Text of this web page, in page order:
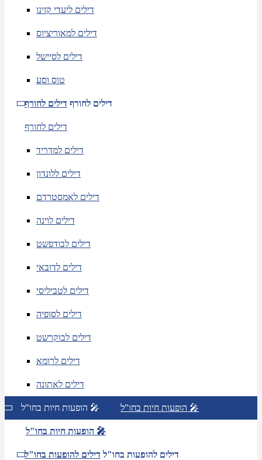
דילים ליעדי קזינו
דילים למאוריציוס
דילים לסיישל
טוס וסע
דילים לחורף דילים לחורף
דילים לחורף
דילים למדריד
דילים ללונדון
דילים לאמסטרדם
דילים לוינה
דילים לבודפשט
דילים לדובאי
דילים לטביליסי
דילים לסופיה
דילים לבוקרשט
דילים לרומא
דילים לאתונה
הופעות חיות בחו"ל 🎤 הופעות חיות בחו"ל 🎤
הופעות חיות בחו"ל 🎤
דילים להופעות בחו"ל דילים להופעות בחו"ל